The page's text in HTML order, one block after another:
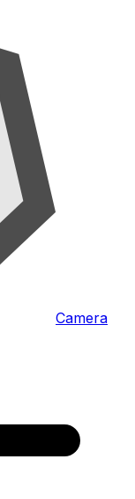
Camera